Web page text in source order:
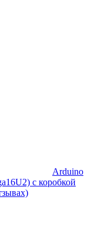
Arduino
с коробкой